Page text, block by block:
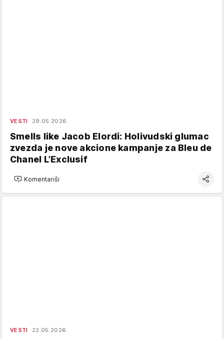
VESTI 29.05.2026.
Smells like Jacob Elordi: Holivudski glumac
zvezda je nove akcione kampanje za Bleu de
Chanel L’Exclusif
Komentariši
VESTI 22.05.2026.